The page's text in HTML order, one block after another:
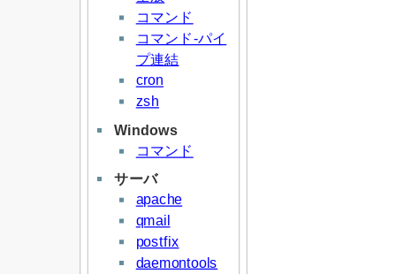
コマンド
コマンド-パイ
プ連結
cron
zsh
Windows
コマンド
サーバ
apache
qmail
postfix
daemontools